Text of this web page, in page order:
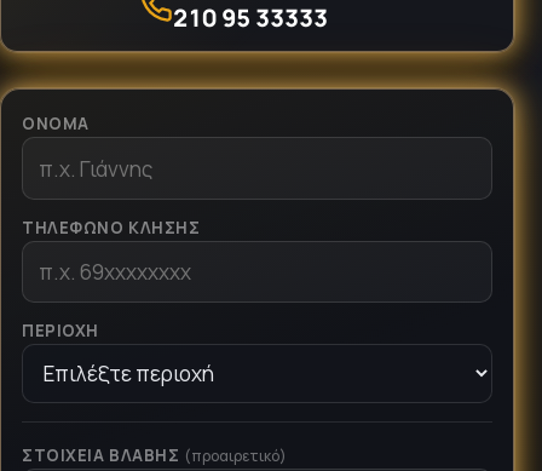
210 95 33333
ΌΝΟΜΑ
ΤΗΛΈΦΩΝΟ ΚΛΉΣΗΣ
ΠΕΡΙΟΧΉ
ΣΤΟΙΧΕΊΑ ΒΛΆΒΗΣ (προαιρετικό)